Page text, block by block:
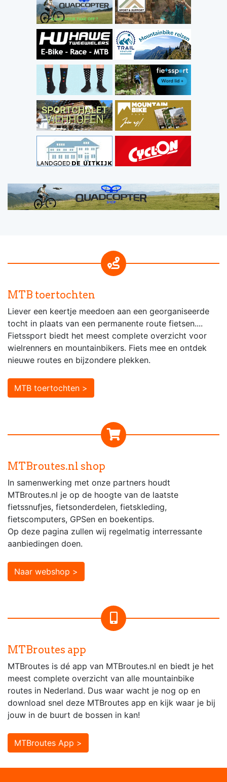
MTB toertochten
Liever een keertje meedoen aan een georganiseerde
tocht in plaats van een permanente route fietsen....
Fietssport biedt het meest complete overzicht voor
wielrenners en mountainbikers. Fiets mee en ontdek
nieuwe routes en bijzondere plekken.
MTB toertochten >
MTBroutes.nl shop
In samenwerking met onze partners houdt
MTBroutes.nl je op de hoogte van de laatste
fietssnufjes, fietsonderdelen, fietskleding,
fietscomputers, GPSen en boekentips.
Op deze pagina zullen wij regelmatig interressante
aanbiedingen doen.
Naar webshop >
MTBroutes app
MTBroutes is dé app van MTBroutes.nl en biedt je het
meest complete overzicht van alle mountainbike
routes in Nederland. Dus waar wacht je nog op en
download snel deze MTBroutes app en kijk waar je bij
jouw in de buurt de bossen in kan!
MTBroutes App >